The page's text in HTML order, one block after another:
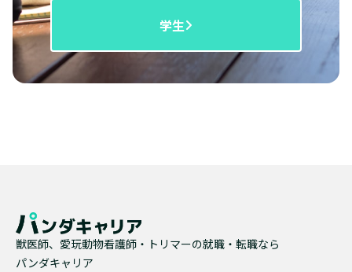
学生
獣医師、愛玩動物看護師・トリマーの就職・転職なら
パンダキャリア